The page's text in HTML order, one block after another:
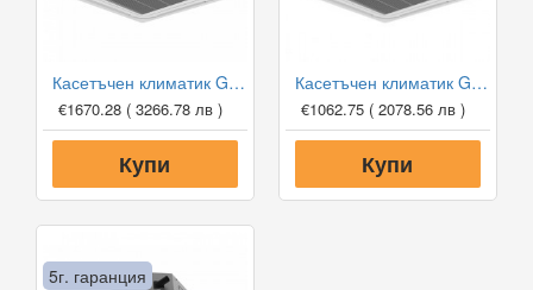
Касетъчен климатик Gree GUD71T1/A-S/GUD71W1/NhA-S, 24 000 BTU, Клас A++
€1670.28 ( 3266.78 лв )
Купи
Касетъчен климатик Gree GUD35T1/A-S/GUD35W1/NhA-S, 12 000 BTU, Клас A++
€1062.75 ( 2078.56 лв )
Купи
5г. гаранция